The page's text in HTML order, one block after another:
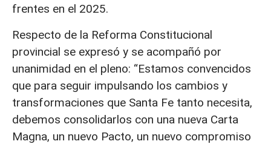
frentes en el 2025.
Respecto de la Reforma Constitucional
provincial se expresó y se acompañó por
unanimidad en el pleno: “Estamos convencidos
que para seguir impulsando los cambios y
transformaciones que Santa Fe tanto necesita,
debemos consolidarlos con una nueva Carta
Magna, un nuevo Pacto, un nuevo compromiso